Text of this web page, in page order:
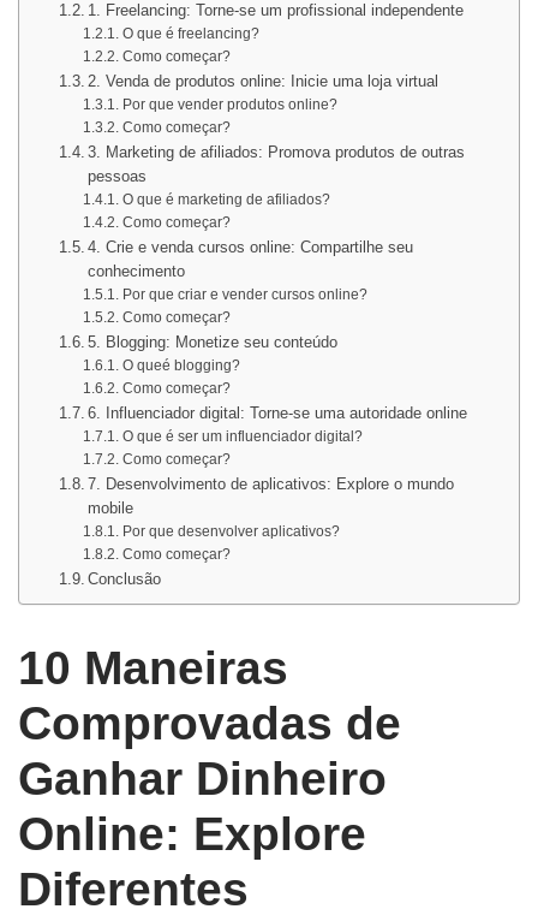
1. Freelancing: Torne-se um profissional independente
O que é freelancing?
Como começar?
2. Venda de produtos online: Inicie uma loja virtual
Por que vender produtos online?
Como começar?
3. Marketing de afiliados: Promova produtos de outras
pessoas
O que é marketing de afiliados?
Como começar?
4. Crie e venda cursos online: Compartilhe seu
conhecimento
Por que criar e vender cursos online?
Como começar?
5. Blogging: Monetize seu conteúdo
O queé blogging?
Como começar?
6. Influenciador digital: Torne-se uma autoridade online
O que é ser um influenciador digital?
Como começar?
7. Desenvolvimento de aplicativos: Explore o mundo
mobile
Por que desenvolver aplicativos?
Como começar?
Conclusão
10 Maneiras
Comprovadas de
Ganhar Dinheiro
Online: Explore
Diferentes